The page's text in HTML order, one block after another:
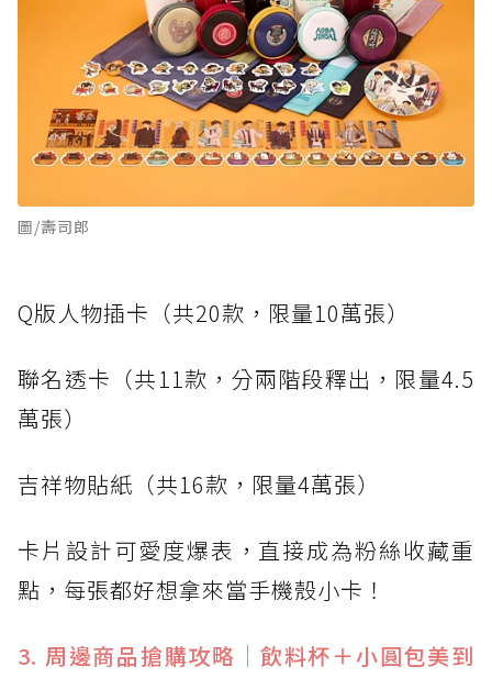
圖/壽司郎
Q版人物插卡（共20款，限量10萬張）
聯名透卡（共11款，分兩階段釋出，限量4.5
萬張）
吉祥物貼紙（共16款，限量4萬張）
卡片設計可愛度爆表，直接成為粉絲收藏重
點，每張都好想拿來當手機殼小卡！
3. 周邊商品搶購攻略｜飲料杯＋小圓包美到